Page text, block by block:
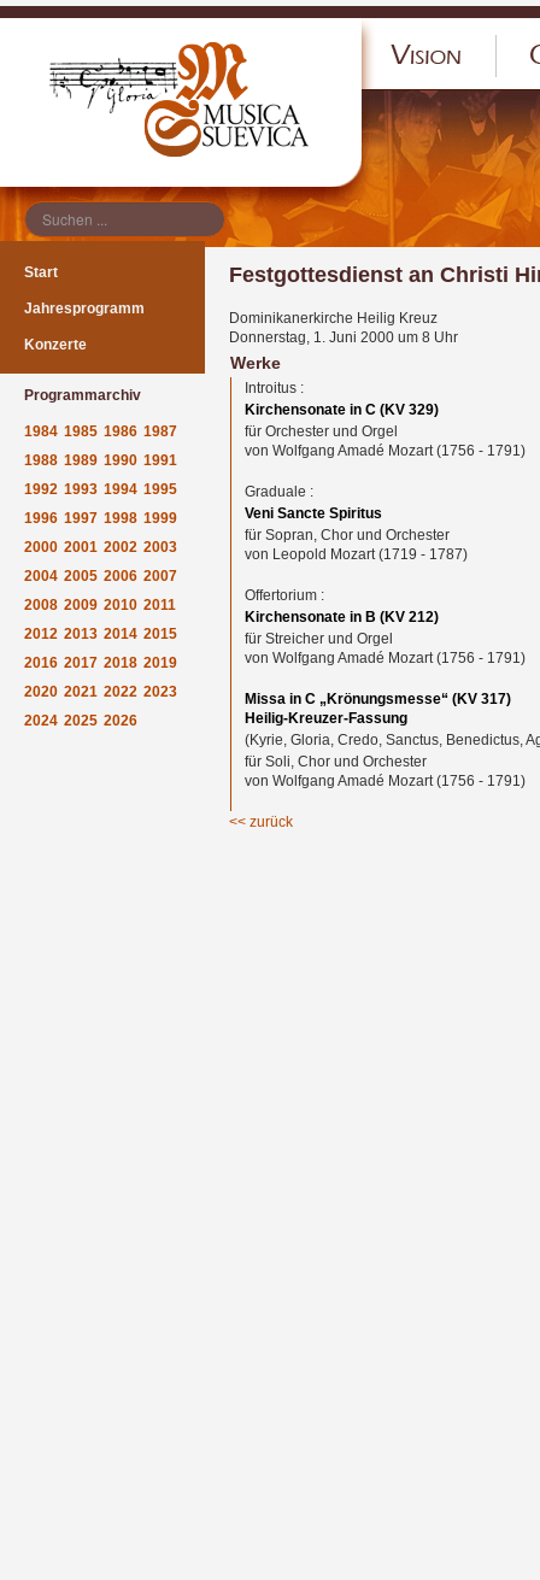
Start
Jahresprogramm
Konzerte
Programmarchiv
1984 1985 1986 1987
1988 1989 1990 1991
1992 1993 1994 1995
1996 1997 1998 1999
2000 2001 2002 2003
2004 2005 2006 2007
2008 2009 2010 2011
2012 2013 2014 2015
2016 2017 2018 2019
2020 2021 2022 2023
2024 2025 2026
Festgottesdienst an Christi
Dominikanerkirche Heilig Kreuz
Donnerstag, 1. Juni 2000 um 8 Uhr
Werke
Introitus :
Kirchensonate in C (KV 329)
für Orchester und Orgel
von Wolfgang Amadé Mozart (1756 - 1791)
Graduale :
Veni Sancte Spiritus
für Sopran, Chor und Orchester
von Leopold Mozart (1719 - 1787)
Offertorium :
Kirchensonate in B (KV 212)
für Streicher und Orgel
von Wolfgang Amadé Mozart (1756 - 1791)
Missa in C „Krönungsmesse“ (KV 317)
Heilig-Kreuzer-Fassung
(Kyrie, Gloria, Credo, Sanctus, Benedictus,
für Soli, Chor und Orchester
von Wolfgang Amadé Mozart (1756 - 1791)
<< zurück